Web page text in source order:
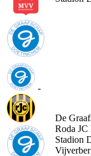
-
De
Roda JC
Stadion